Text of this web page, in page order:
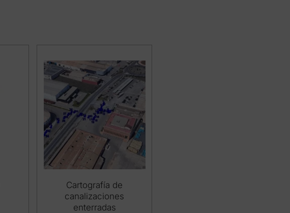
Cartografía de
canalizaciones
enterradas